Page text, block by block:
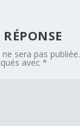
sera pas publiée.
avec*